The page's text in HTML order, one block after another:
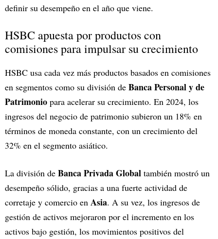
definir su desempeño en el año que viene.
HSBC apuesta por productos con
comisiones para impulsar su crecimiento
HSBC usa cada vez más productos basados en comisiones
en segmentos como su división de Banca Personal y de
Patrimonio para acelerar su crecimiento. En 2024, los
ingresos del negocio de patrimonio subieron un 18% en
términos de moneda constante, con un crecimiento del
32% en el segmento asiático.
La división de Banca Privada Global también mostró un
desempeño sólido, gracias a una fuerte actividad de
corretaje y comercio en Asia. A su vez, los ingresos de
gestión de activos mejoraron por el incremento en los
activos bajo gestión, los movimientos positivos del